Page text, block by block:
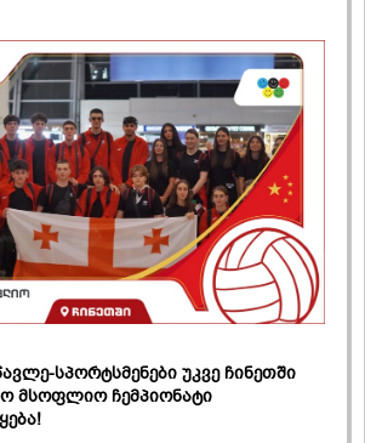
სპორტსმენები უკვე ჩინეთში
მსოფლიო ჩემპიონატი